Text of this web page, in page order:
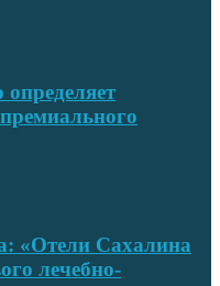
определяет
«Отели Сахалина
лечебно-